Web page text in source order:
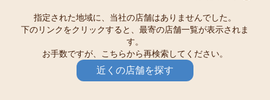
指定された地域に、当社の店舗はありませんでした。
下のリンクをクリックすると、最寄の店舗一覧が表示されま
す。
お手数ですが、こちらから再検索してください。
近くの店舗を探す